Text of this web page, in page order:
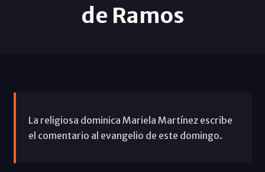
de Ramos
La religiosa dominica Mariela Martínez escribe
el comentario al evangelio de este domingo.